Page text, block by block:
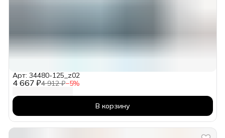
4 667 ₽4 912 ₽−5%
Арт: 34480-125_z02
В корзину